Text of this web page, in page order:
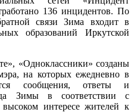
136 инцидентов. По
связи Зима входит в
образований Иркутской
«Одноклассники» созданы
на которых ежедневно в
сообщения, ответы и
Зимы в соответствии с
интересе жителей к